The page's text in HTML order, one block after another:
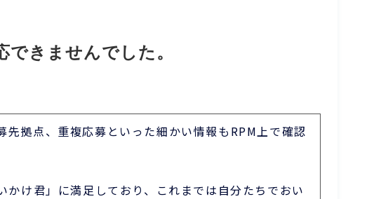
きませんでした。
拠点、重複応募といった細かい情報もRPM上で確認
け君」に満足しており、これまでは自分たちでおい